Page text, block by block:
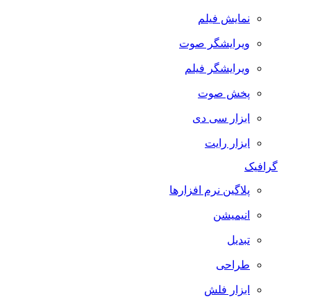
نمایش فیلم
ویرایشگر صوت
ویرایشگر فیلم
پخش صوت
ابزار سی دی
ابزار رایت
گرافیک
پلاگین نرم افزارها
انیمیشن
تبدیل
طراحی
ابزار فلش